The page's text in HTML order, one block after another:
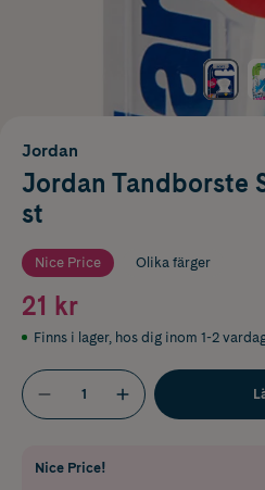
Jordan
Jordan Tandborste
st
Nice Price Olika färger
21 kr
Finns i lager, hos dig inom 1-2
Nice Price!